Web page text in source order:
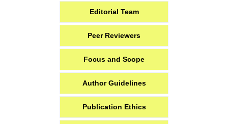
Editorial Team
Peer Reviewers
Focus and Scope
Author Guidelines
Publication Ethics